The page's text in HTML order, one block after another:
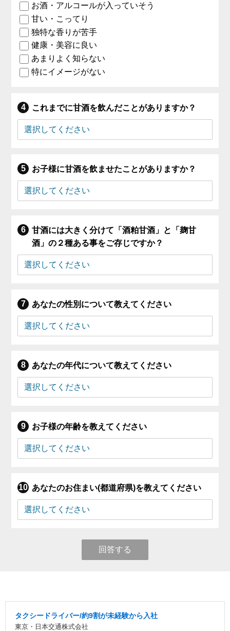
お酒・アルコールが入っていそう
甘い・こってり
独特な香りが苦手
健康・美容に良い
あまりよく知らない
特にイメージがない
これまでに甘酒を飲んだことがありますか？
お子様に甘酒を飲ませたことがありますか？
甘酒には大きく分けて「酒粕甘酒」と「麹甘
酒」の２種ある事をご存じですか？
あなたの性別について教えてください
あなたの年代について教えてください
お子様の年齢を教えてください
あなたのお住まい(都道府県)を教えてください
回答する
タクシードライバー/約9割が未経験から入社
東京・日本交通株式会社